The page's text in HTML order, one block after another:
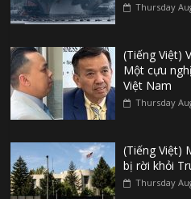
Thursday
(Tiếng Việt)
Một cựu
Việt Nam
Thursday
(Tiếng Việt)
bị rời khỏi
Thursday